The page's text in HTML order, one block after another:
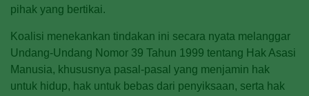
pihak yang bertikai.
Koalisi menekankan tindakan ini secara nyata melanggar
Undang-Undang Nomor 39 Tahun 1999 tentang Hak Asasi
Manusia, khususnya pasal-pasal yang menjamin hak
untuk hidup, hak untuk bebas dari penyiksaan, serta hak